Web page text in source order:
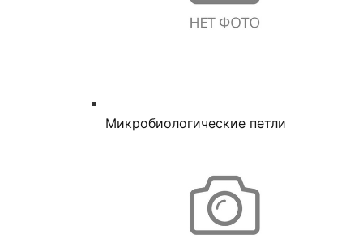
Микробиологические петли